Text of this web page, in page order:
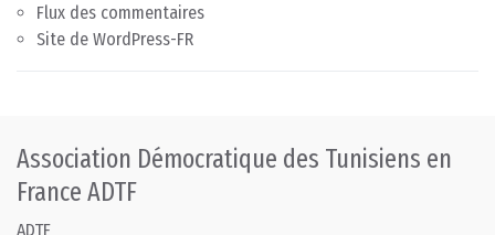
Flux des commentaires
Site de WordPress-FR
Association Démocratique des Tunisiens en
France ADTF
ADTF